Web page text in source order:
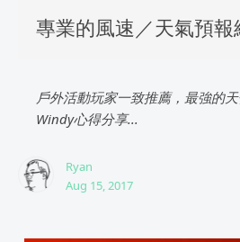
專業的風速／天氣預
戶外活動玩家一致推薦，最強的
Windy心得分享...
Ryan
Aug 15, 2017